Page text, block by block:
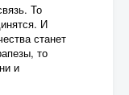
То
И
станет
то
и